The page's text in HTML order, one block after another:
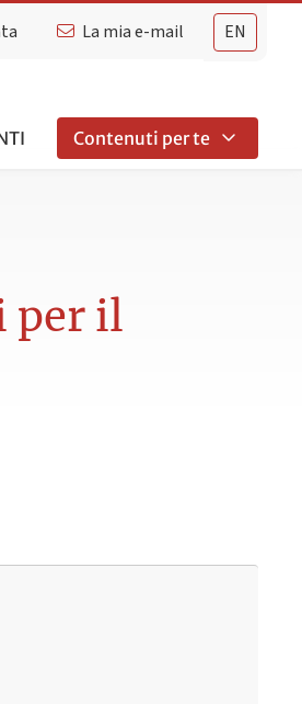
EN
La mia e-mail
Contenuti per te
per il